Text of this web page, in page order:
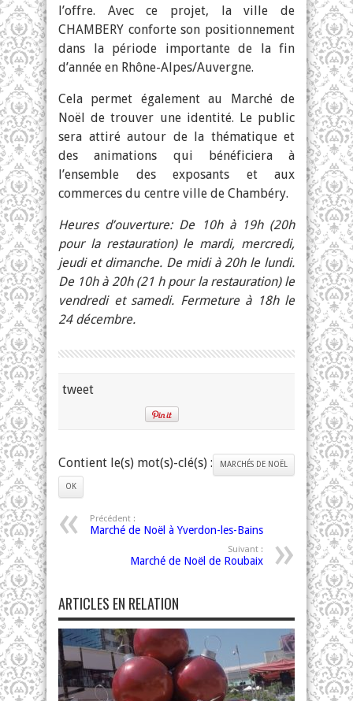
l’offre. Avec ce projet, la ville de
CHAMBERY conforte son positionnement
dans la période importante de la fin
d’année en Rhône-Alpes/Auvergne.
Cela permet également au Marché de
Noël de trouver une identité. Le public
sera attiré autour de la thématique et
des animations qui bénéficiera à
l’ensemble des exposants et aux
commerces du centre ville de Chambéry.
Heures d’ouverture: De 10h à 19h (20h
pour la restauration) le mardi, mercredi,
jeudi et dimanche. De midi à 20h le lundi.
De 10h à 20h (21 h pour la restauration) le
vendredi et samedi. Fermeture à 18h le
24 décembre.
tweet
Contient le(s) mot(s)-clé(s) : MARCHÉS DE NOËL
OK
Précédent :
Marché de Noël à Yverdon-les-Bains
Suivant :
Marché de Noël de Roubaix
ARTICLES EN RELATION